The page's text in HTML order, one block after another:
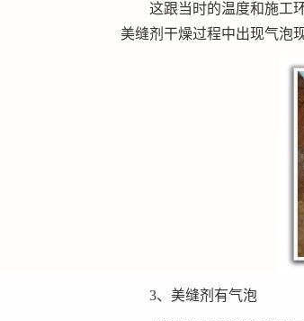
这跟当时的温度和施工
美缝剂干燥过程中出现气泡
3、美缝剂有气泡